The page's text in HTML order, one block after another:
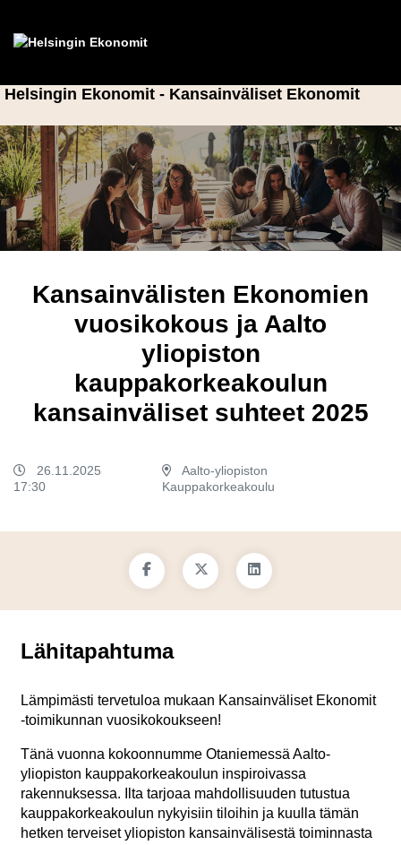
Helsingin Ekonomit - Kansainväliset Ekonomit
Kansainvälisten Ekonomien
vuosikokous ja Aalto
yliopiston
kauppakorkeakoulun
kansainväliset suhteet 2025
26.11.2025
17:30
Aalto-yliopiston
Kauppakorkeakoulu
Lähitapahtuma
Lämpimästi tervetuloa mukaan Kansainväliset Ekonomit
-toimikunnan vuosikokoukseen!
Tänä vuonna kokoonnumme Otaniemessä Aalto-
yliopiston kauppakorkeakoulun inspiroivassa
rakennuksessa. Ilta tarjoaa mahdollisuuden tutustua
kauppakorkeakoulun nykyisiin tiloihin ja kuulla tämän
hetken terveiset yliopiston kansainvälisestä toiminnasta